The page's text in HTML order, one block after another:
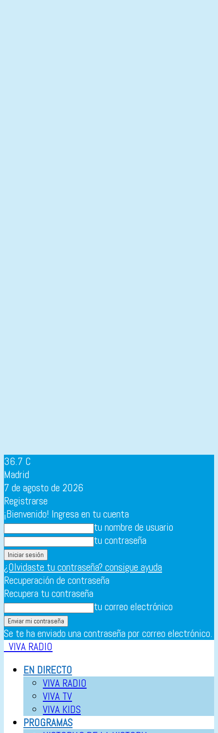
36.7 C
Madrid
7 de agosto de 2026
Registrarse
¡Bienvenido! Ingresa en tu cuenta
tu nombre de usuario
tu contraseña
¿Olvidaste tu contraseña? consigue ayuda
Recuperación de contraseña
Recupera tu contraseña
tu correo electrónico
Se te ha enviado una contraseña por correo electrónico.
VIVA RADIO
EN DIRECTO
VIVA RADIO
VIVA TV
VIVA KIDS
PROGRAMAS